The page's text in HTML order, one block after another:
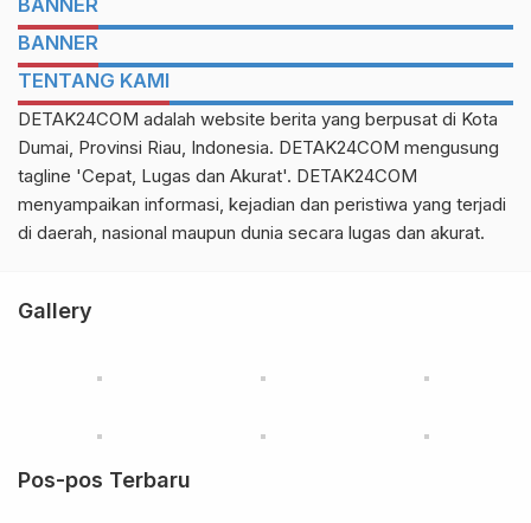
BANNER
BANNER
TENTANG KAMI
DETAK24COM adalah website berita yang berpusat di Kota
Dumai, Provinsi Riau, Indonesia. DETAK24COM mengusung
tagline 'Cepat, Lugas dan Akurat'. DETAK24COM
menyampaikan informasi, kejadian dan peristiwa yang terjadi
di daerah, nasional maupun dunia secara lugas dan akurat.
Gallery
Pos-pos Terbaru